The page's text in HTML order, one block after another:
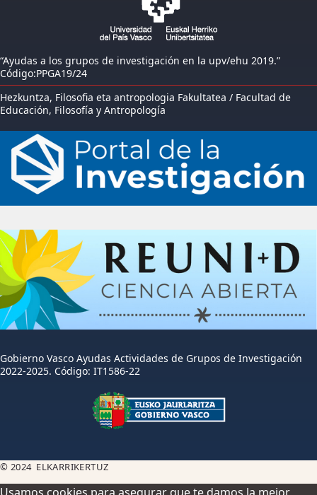
“Ayudas a los grupos de investigación en la upv/ehu 2019.”
Código:PPGA19/24
Hezkuntza, Filosofia eta antropologia Fakultatea / Facultad de
Educación, Filosofía y Antropología
Gobierno Vasco Ayudas Actividades de Grupos de Investigación
2022-2025. Código: IT1586-22
© 2024 ELKARRIKERTUZ